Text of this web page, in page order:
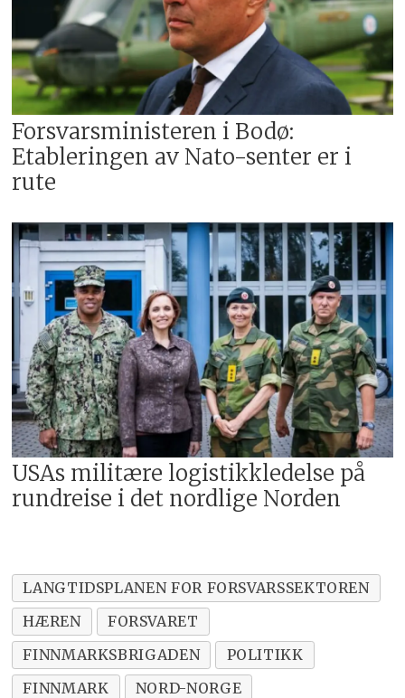
Forsvarsministeren i Bodø:
Etableringen av Nato-senter er i
rute
USAs militære logistikkledelse på
rundreise i det nordlige Norden
LANGTIDSPLANEN FOR FORSVARSSEKTOREN
HÆREN
FORSVARET
FINNMARKSBRIGADEN
POLITIKK
FINNMARK
NORD-NORGE